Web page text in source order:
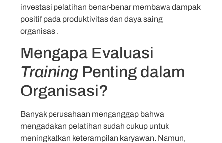
investasi pelatihan benar-benar membawa dampak
positif pada produktivitas dan daya saing
organisasi.
Mengapa Evaluasi
Training Penting dalam
Organisasi?
Banyak perusahaan menganggap bahwa
mengadakan pelatihan sudah cukup untuk
meningkatkan keterampilan karyawan. Namun,